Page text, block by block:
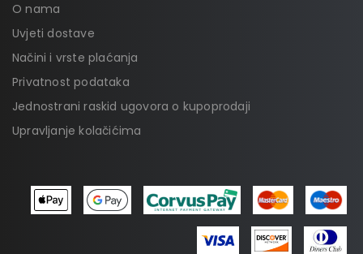
O nama
Uvjeti dostave
Načini i vrste plaćanja
Privatnost podataka
Jednostrani raskid ugovora o kupoprodaji
Upravljanje kolačićima